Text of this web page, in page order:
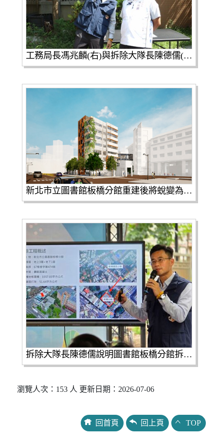
工務局長馮兆麟(右)與拆除大隊長陳德儒(左)檢視板橋分館拆除重建工程。
新北市立圖書館板橋分館重建後將蛻變為地下1層、地上8層的複合式服務大樓，結合智慧圖書館與社福機能。
拆除大隊長陳德儒說明圖書館板橋分館拆除重建工程規劃。
瀏覽人次：153 人 更新日期：2026-07-06
回首頁 回上頁 TOP